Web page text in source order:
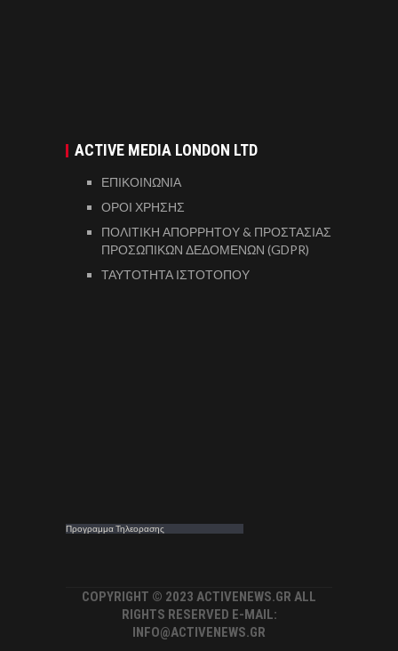
ACTIVE MEDIA LONDON LTD
ΕΠΙΚΟΙΝΩΝΙΑ
ΟΡΟΙ ΧΡΗΣΗΣ
ΠΟΛΙΤΙΚΗ ΑΠΟΡΡΗΤΟΥ & ΠΡΟΣΤΑΣΙΑΣ
ΠΡΟΣΩΠΙΚΩΝ ΔΕΔΟΜΕΝΩΝ (GDPR)
ΤΑΥΤΟΤΗΤΑ ΙΣΤΟΤΟΠΟΥ
Προγραμμα Τηλεορασης
COPYRIGHT © 2023 ACTIVENEWS.GR ALL
RIGHTS RESERVED E-MAIL:
INFO@ACTIVENEWS.GR